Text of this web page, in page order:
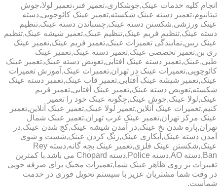
انجام کلیه خدمات عینک,جوشکاری،تعمیر فنر،تعمیر لولا،جوش
تیتانیوم،تعمیر دسته عینک شکسته,تعمیر عینک کائوچویی,دسته
عینک ورزشی,شکستن دسته عینک,چسباندن دسته عینک,تنظیم
دسته عینک,تنظیم فریم عینک,تنظیم عینک,تعمیر شیشه عینک,تنظیم
عینک ریبن,نمایندگی تعمیرات عینک,تعمیر فریم عینک,تعمیر عینک
ری بن,تعمیر تخصصی عینک,تعمیر دسته عینک,تعمیر عینک
طبی,عینک,تعمیر دسته عینک افتابی,تعویض دسته عینک,تعمیر عینک
کائوچویی,تعمیرات عینک در تهران,تعمیرات عینک,آموزش تعمیرات
عینک,تعمیر شیشه عینک آفتابی,تعمیر قاب عینک,تعمیر دسته عینک
شکسته,تعویض دسته عینک,تعمیر عینک آفتابی,تعمیر فریم
عینک,لولا عینک,جوش عینک,چگونه عینک خود را تعمیر
کنیم,تعمیرات عینک آنلاین,تعمیر لولا عینک,تعمیر عینک آنلاین,تعمیر
عینک مرکز تهران,تعمیر عینک غرب تهران,تعمیر عینک شمال
تهران,پاره شدن نخ عینک,در آمدن شیشه عینک,کج شدن عینک,در
آمدن دسته عینک,آبکاری عینک,رنگ کردن عینک,شست و شوی
عینک,شکستن عینک فلزی,تعمیر عینک بچه گانه,دسته Rey
Ban,دسته AO,دسته Police,دسته Chopard می باشد.با کمترین
تغییرات بر روی ظاهر عینک شما,تعمیرات مجیک برای صرفه جویی
در وقت شما مشتریان عزیز با سیستم تحویل فوری در خدمت
شماست.